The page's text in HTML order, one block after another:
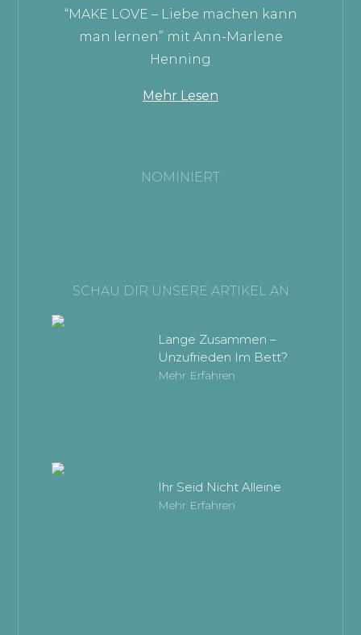
“MAKE LOVE – Liebe machen kann
man lernen” mit Ann-Marlene
Henning
Mehr Lesen
NOMINIERT
SCHAU DIR UNSERE ARTIKEL AN
Lange Zusammen –
Unzufrieden Im Bett?
Mehr Erfahren
Ihr Seid Nicht Alleine
Mehr Erfahren